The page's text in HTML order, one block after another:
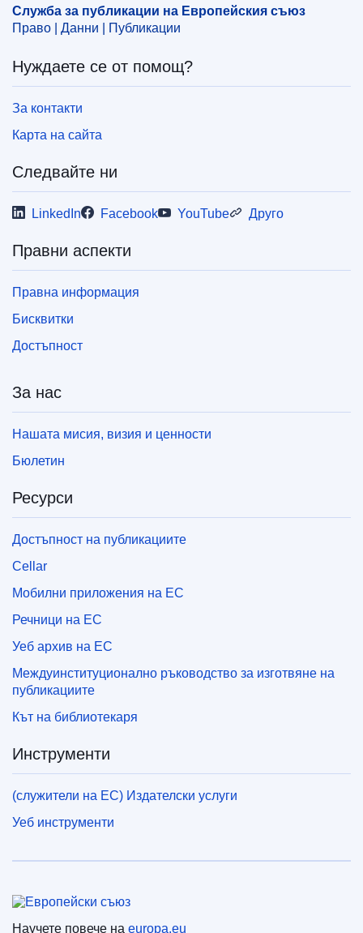
Служба за публикации на Европейския съюз
Право | Данни | Публикации
Нуждаете се от помощ?
За контакти
Карта на сайта
Следвайте ни
LinkedIn Facebook YouTube Друго
Правни аспекти
Правна информация
Бисквитки
Достъпност
За нас
Нашата мисия, визия и ценности
Бюлетин
Ресурси
Достъпност на публикациите
Cellar
Мобилни приложения на ЕС
Речници на ЕС
Уеб архив на ЕС
Междуинституционално ръководство за изготвяне на
публикациите
Кът на библиотекаря
Инструменти
(служители на ЕС) Издателски услуги
Уеб инструменти
Научете повече на europa.eu